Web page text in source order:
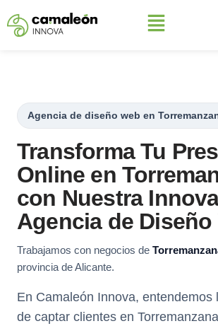
Saltar
Agencia de diseño web en
Transforma Tu
Online en
con Nuestra
Agencia de Diseño
Trabajamos con negocios de
provincia de Alicante.
En Camaleón Innova, entendemos
de captar clientes en